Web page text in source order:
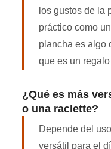
los gustos de la
práctico como
plancha es algo
que es un
¿Qué es más
o una raclette?
Depende del
versátil para el